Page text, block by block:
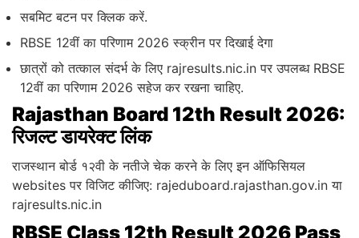
सबमिट बटन पर क्लिक करें.
RBSE 12वीं का परिणाम 2026 स्क्रीन पर दिखाई देगा
छात्रों को तत्काल संदर्भ के लिए rajresults.nic.in पर उपलब्ध RBSE
12वीं का परिणाम 2026 सहेज कर रखना चाहिए.
Rajasthan Board 12th Result 2026:
रिजल्ट डायरेक्ट लिंक
राजस्थान बोर्ड १२वी के नतीजे चेक करने के लिए इन ऑफिसियल
websites पर विजिट कीजिए: rajeduboard.rajasthan.gov.in या
rajresults.nic.in
RBSE Class 12th Result 2026 Pass